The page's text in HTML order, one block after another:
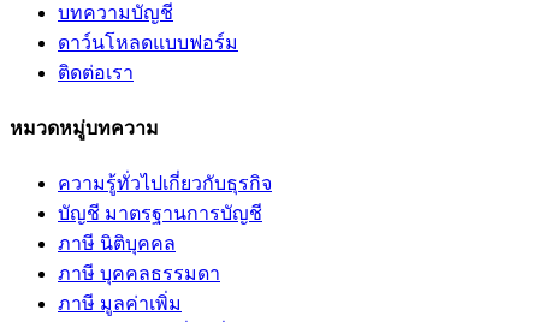
บทความบัญชี
ดาว์นโหลดแบบฟอร์ม
ติดต่อเรา
หมวดหมู่บทความ
ความรู้ทั่วไปเกี่ยวกับธุรกิจ
บัญชี มาตรฐานการบัญชี
ภาษี นิติบุคคล
ภาษี บุคคลธรรมดา
ภาษี มูลค่าเพิ่ม